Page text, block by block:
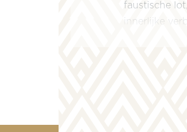
faustische
innerlijke